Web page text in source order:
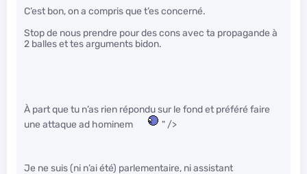
C’est bon, on a compris que t’es concerné.
Stop de nous prendre pour des cons avec ta propagande à
2 balles et tes arguments bidon.
À part que tu n’as rien répondu sur le fond et préféré faire
une attaque ad hominem
" />
Je ne suis (ni n’ai été) parlementaire, ni assistant